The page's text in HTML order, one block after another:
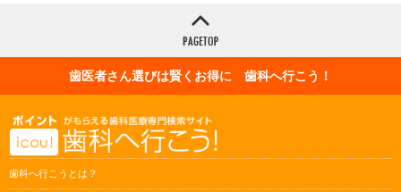
歯医者さん選びは賢くお得に 歯科へ行こう！
歯科へ行こうとは？